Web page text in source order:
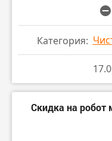
Категория:
Скидка на робот